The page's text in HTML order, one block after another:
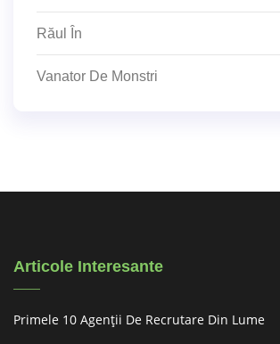
Răul În
Vanator De Monstri
Articole Interesante
Primele 10 Agenții De Recrutare Din Lume